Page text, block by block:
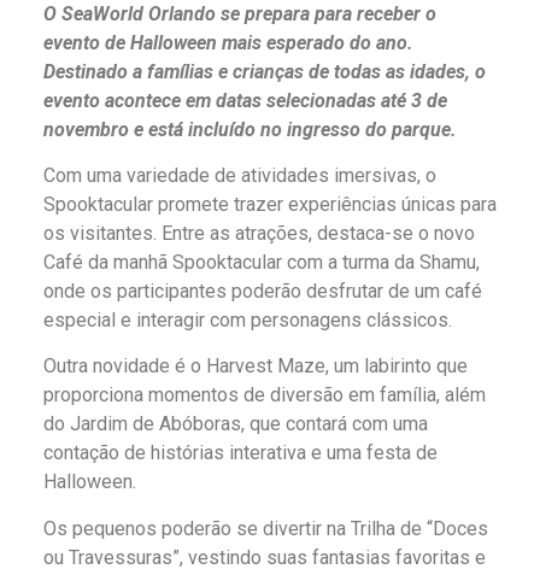
O SeaWorld Orlando se prepara para receber o
evento de Halloween mais esperado do ano.
Destinado a famílias e crianças de todas as idades, o
evento acontece em datas selecionadas até 3 de
novembro e está incluído no ingresso do parque.
Com uma variedade de atividades imersivas, o
Spooktacular promete trazer experiências únicas para
os visitantes. Entre as atrações, destaca-se o novo
Café da manhã Spooktacular com a turma da Shamu,
onde os participantes poderão desfrutar de um café
especial e interagir com personagens clássicos.
Outra novidade é o Harvest Maze, um labirinto que
proporciona momentos de diversão em família, além
do Jardim de Abóboras, que contará com uma
contação de histórias interativa e uma festa de
Halloween.
Os pequenos poderão se divertir na Trilha de “Doces
ou Travessuras”, vestindo suas fantasias favoritas e